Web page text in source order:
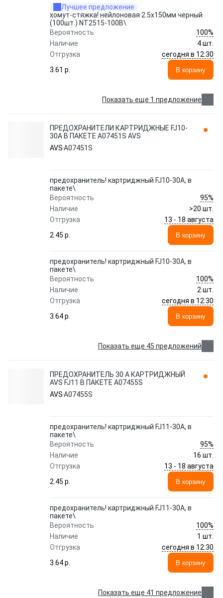
Лучшее предложение
хомут-стяжка! нейлоновая 2.5х150мм черный
(100шт.) NT2515-100B\
Вероятность
100%
Наличие
4 шт.
Отгрузка
сегодня в 12:30
3.61 p.
В корзину
Показать еще 1 предложение
ПРЕДОХРАНИТЕЛИ КАРТРИДЖНЫЕ FJ10-
30A В ПАКЕТЕ A07451S AVS
AVSA07451S
предохранитель! картриджный FJ10-30A, в
пакете\
Вероятность
95%
Наличие
>20 шт.
Отгрузка
13 - 18 августа
2.45 p.
В корзину
предохранитель! картриджный FJ10-30A, в
пакете\
Вероятность
100%
Наличие
2 шт.
Отгрузка
сегодня в 12:30
3.64 p.
В корзину
Показать еще 45 предложений
ПРЕДОХРАНИТЕЛЬ 30 А КАРТРИДЖНЫЙ
AVS FJ11 В ПАКЕТЕ A07455S
AVSA07455S
предохранитель! картриджный FJ11-30A, в
пакете\
Вероятность
95%
Наличие
16 шт.
Отгрузка
13 - 18 августа
2.45 p.
В корзину
предохранитель! картриджный FJ11-30A, в
пакете\
Вероятность
100%
Наличие
1 шт.
Отгрузка
сегодня в 12:30
3.64 p.
В корзину
Показать еще 41 предложение